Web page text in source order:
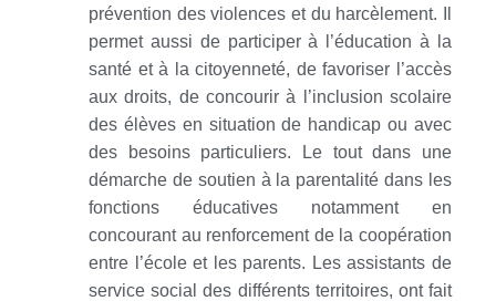
prévention des violences et du harcèlement. Il
permet aussi de participer à l’éducation à la
santé et à la citoyenneté, de favoriser l’accès
aux droits, de concourir à l’inclusion scolaire
des élèves en situation de handicap ou avec
des besoins particuliers. Le tout dans une
démarche de soutien à la parentalité dans les
fonctions éducatives notamment en
concourant au renforcement de la coopération
entre l’école et les parents. Les assistants de
service social des différents territoires, ont fait